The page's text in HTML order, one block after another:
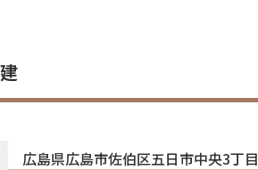
広島県広島市佐伯区五日市中央3丁目